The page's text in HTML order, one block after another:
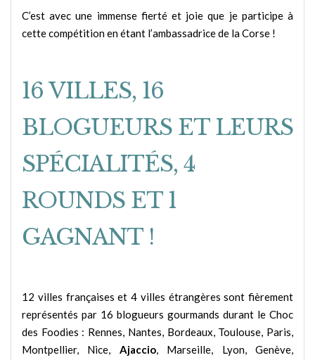
C’est avec une immense fierté et joie que je participe à
cette compétition en étant l’ambassadrice de la Corse !
16 VILLES, 16
BLOGUEURS ET LEURS
SPÉCIALITÉS, 4
ROUNDS ET 1
GAGNANT !
12 villes françaises et 4 villes étrangères sont fièrement
représentés par 16 blogueurs gourmands durant le Choc
des Foodies : Rennes, Nantes, Bordeaux, Toulouse, Paris,
Montpellier, Nice, Ajaccio, Marseille, Lyon, Genève,